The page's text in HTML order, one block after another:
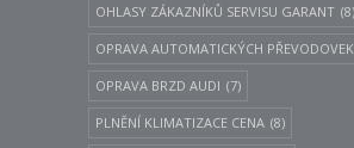
OHLASY ZÁKAZNÍKŮ SERVISU GARANT (8)
OPRAVA AUTOMATICKÝCH
OPRAVA BRZD AUDI (7)
PLNĚNÍ KLIMATIZACE CENA (8)